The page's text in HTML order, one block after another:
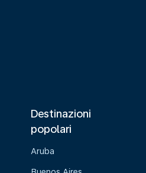
Destinazioni
popolari
Aruba